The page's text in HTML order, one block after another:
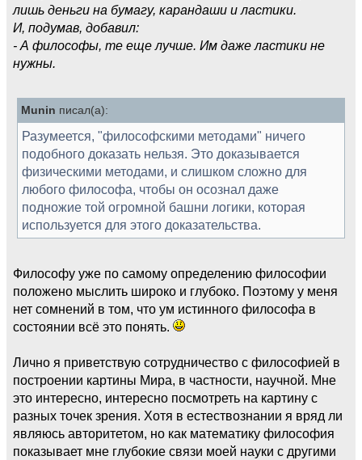
лишь деньги на бумагу, карандаши и ластики.
И, подумав, добавил:
- А философы, те еще лучше. Им даже ластики не
нужны.
Munin писал(а):
Разумеется, "философскими методами" ничего
подобного доказать нельзя. Это доказывается
физическими методами, и слишком сложно для
любого философа, чтобы он осознал даже
подножие той огромной башни логики, которая
используется для этого доказательства.
Философу уже по самому определению философии
положено мыслить широко и глубоко. Поэтому у меня
нет сомнений в том, что ум истинного философа в
состоянии всё это понять.
Лично я приветствую сотрудничество с философией в
построении картины Мира, в частности, научной. Мне
это интересно, интересно посмотреть на картину с
разных точек зрения. Хотя в естествознании я вряд ли
являюсь авторитетом, но как математику философия
показывает мне глубокие связи моей науки с другими